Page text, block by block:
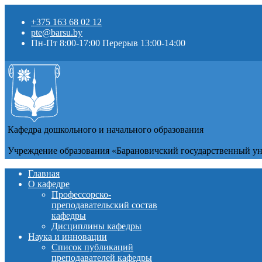
+375 163 68 02 12
pte@barsu.by
Пн-Пт 8:00-17:00 Перерыв 13:00-14:00
Кафедра дошкольного и начального образования
Учреждение образования «Барановичский государственный
Главная
О кафедре
Профессорско-
преподавательский состав
кафедры
Дисциплины кафедры
Наука и инновации
Список публикаций
преподавателей кафедры